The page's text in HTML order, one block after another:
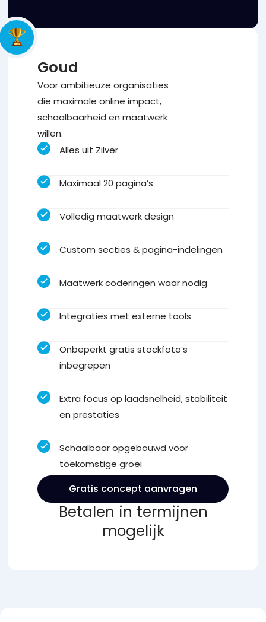
Goud
Voor ambitieuze organisaties
die maximale online impact,
schaalbaarheid en maatwerk
willen.
Alles uit Zilver
Maximaal 20 pagina’s
Volledig maatwerk design
Custom secties & pagina-indelingen
Maatwerk coderingen waar nodig
Integraties met externe tools
Onbeperkt gratis stockfoto’s
inbegrepen
Extra focus op laadsnelheid, stabiliteit
en prestaties
Schaalbaar opgebouwd voor
toekomstige groei
Gratis concept aanvragen
Betalen in termijnen
mogelijk